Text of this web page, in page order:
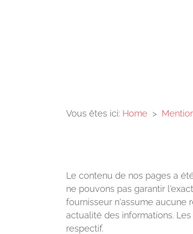
Vous êtes ici: Home >
Le contenu de nos pages a
ne pouvons pas garantir
fournisseur n'assume aucune
actualité des informations.
respectif.